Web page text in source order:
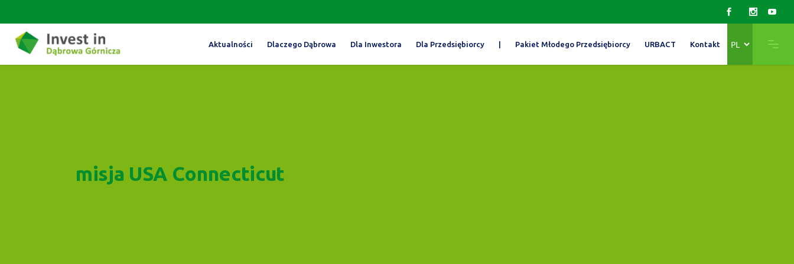
Aktualności Dlaczego Dąbrowa Dla Inwestora Dla Przedsiębiorcy | Pakiet Młodego Przedsiębiorcy URBACT Kontakt
język
misja USA Connecticut